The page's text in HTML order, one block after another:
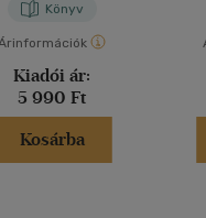
Könyv
Kiadói ár:
5 990 Ft
Kosárba